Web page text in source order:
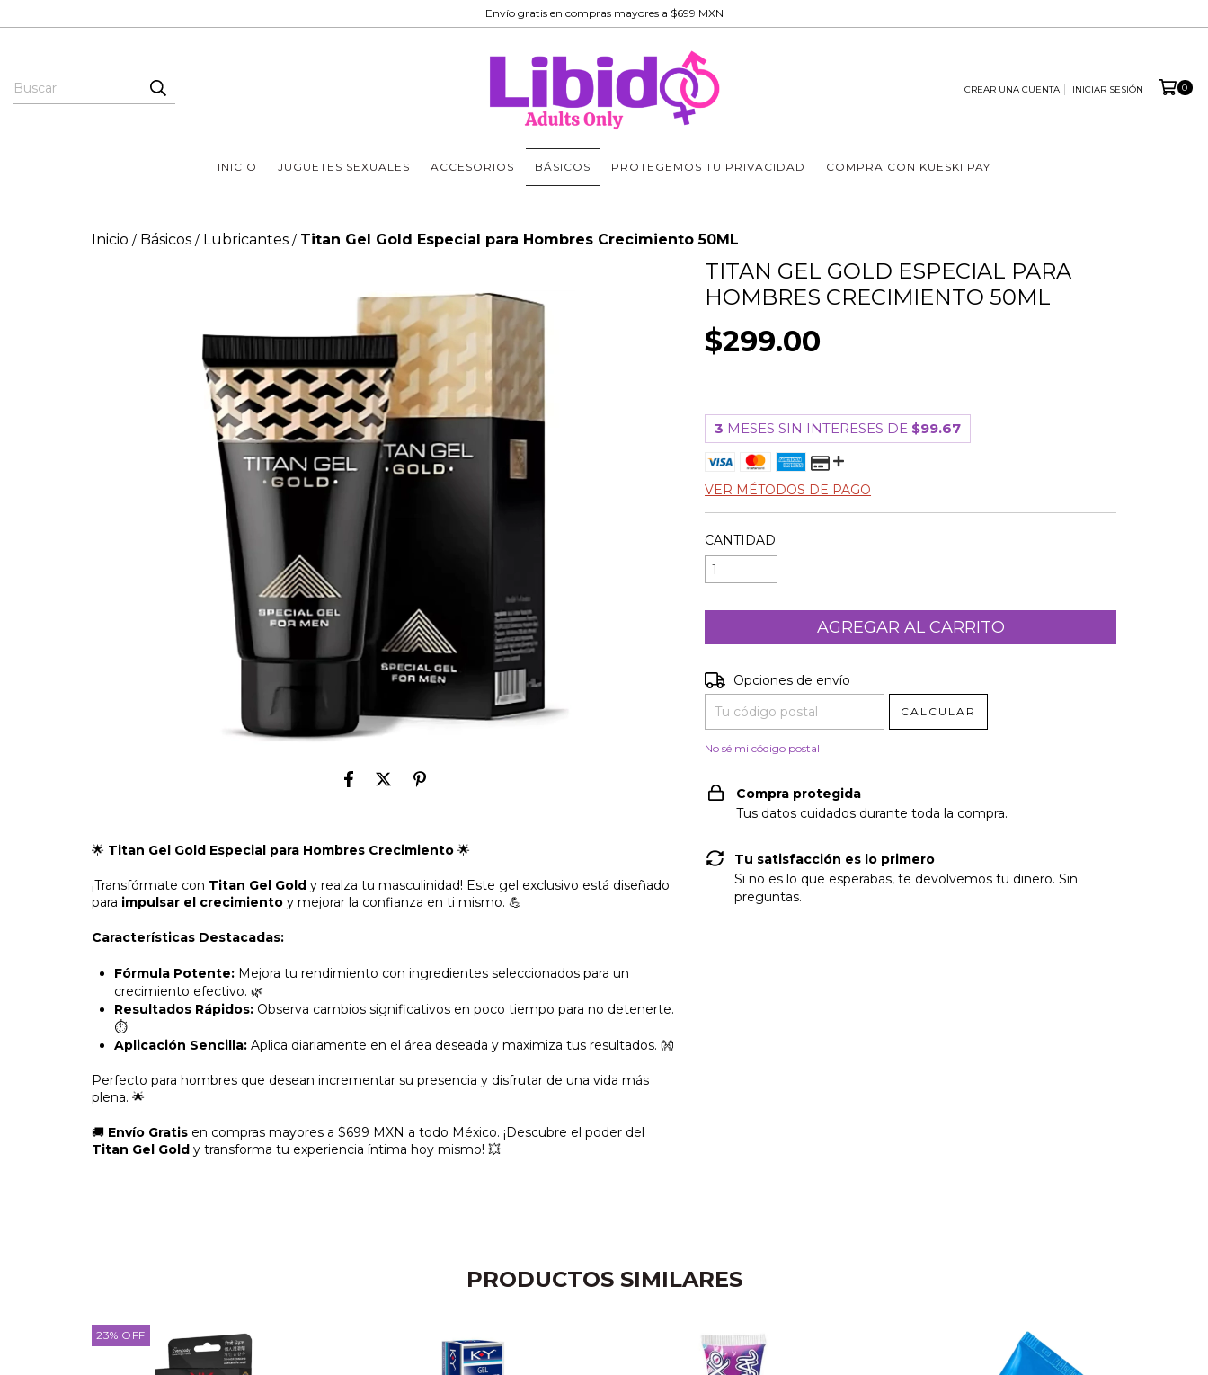
Envío gratis en compras mayores a $699 MXN
CREAR UNA CUENTA INICIAR SESIÓN 0
INICIO JUGUETES SEXUALES ACCESORIOS BÁSICOS PROTEGEMOS TU PRIVACIDAD COMPRA CON KUESKI PAY
Inicio / Básicos / Lubricantes / Titan Gel Gold Especial para Hombres Crecimiento 50ML
🌟 Titan Gel Gold Especial para Hombres Crecimiento 🌟
¡Transfórmate con Titan Gel Gold y realza tu masculinidad! Este gel exclusivo está diseñado
para impulsar el crecimiento y mejorar la confianza en ti mismo. 💪
Características Destacadas:
Fórmula Potente: Mejora tu rendimiento con ingredientes seleccionados para un
crecimiento efectivo. 🌿
Resultados Rápidos: Observa cambios significativos en poco tiempo para no detenerte.
⏱️
Aplicación Sencilla: Aplica diariamente en el área deseada y maximiza tus resultados. 👐
Perfecto para hombres que desean incrementar su presencia y disfrutar de una vida más
plena. 🌟
🚚 Envío Gratis en compras mayores a $699 MXN a todo México. ¡Descubre el poder del
Titan Gel Gold y transforma tu experiencia íntima hoy mismo! 💥
TITAN GEL GOLD ESPECIAL PARA
HOMBRES CRECIMIENTO 50ML
$299.00
3 MESES SIN INTERESES DE$99.67
CANTIDAD
Entregas para el CP:
Opciones de envío
CALCULAR
Compra protegida
Tu satisfacción es lo primero
Si no es lo que esperabas, te devolvemos tu dinero. Sin
PRODUCTOS SIMILARES
23% OFF